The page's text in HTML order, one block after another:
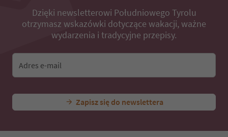
Dzięki newsletterowi Południowego Tyrolu
otrzymasz wskazówki dotyczące wakacji, ważne
wydarzenia i tradycyjne przepisy.
Adres e-mail
Zapisz się do newslettera